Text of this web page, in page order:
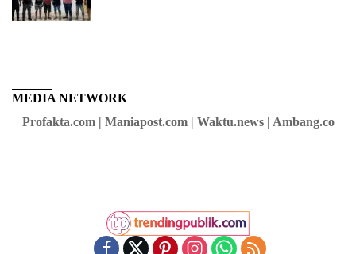
MEDIA NETWORK
Profakta.com | Maniapost.com | Waktu.news | Ambang.co